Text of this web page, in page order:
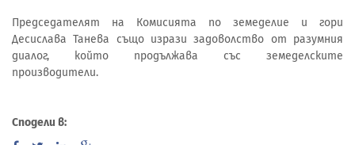
Председателят на Комисията по земеделие и гори
Десислава Танева също изрази задоволство от разумния
диалог, който продължава със земеделските
производители.
Сподели в: